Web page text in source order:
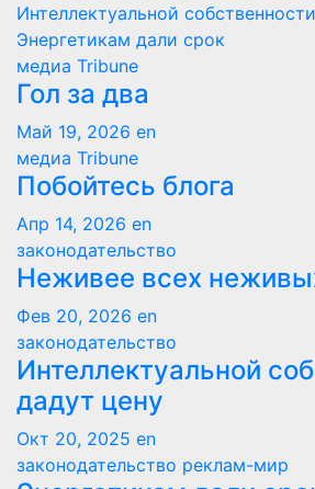
Интеллектуальной
Энергетикам дали срок
медиа Tribune
Гол за два
Май 19, 2026 en
медиа Tribune
Побойтесь блога
Апр 14, 2026 en
законодательство
Неживее всех
Фев 20, 2026 en
законодательство
Интеллектуальной
дадут цену
Окт 20, 2025 en
законодательство реклам-мир